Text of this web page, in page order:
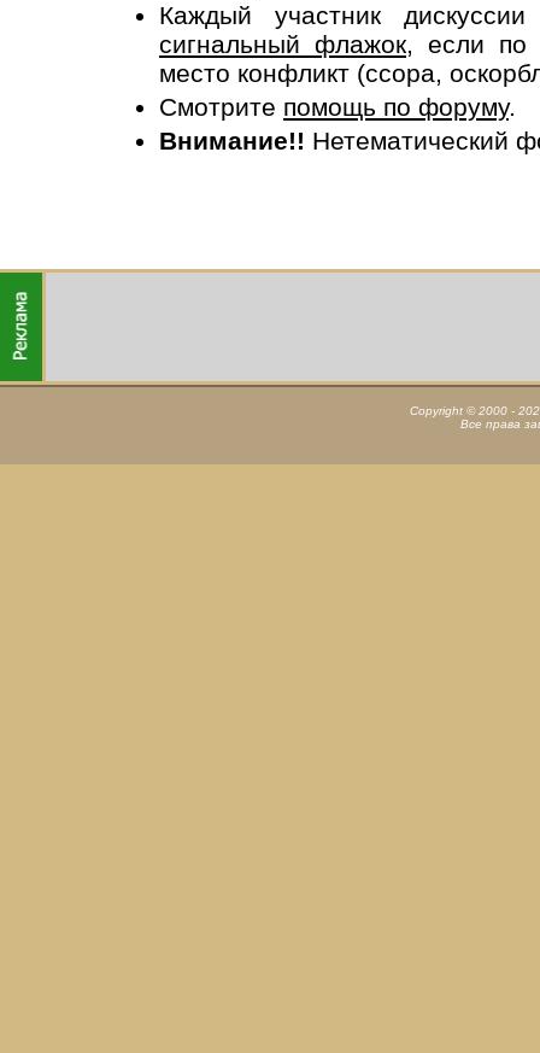
Каждый участник
сигнальный флажок, если по
место конфликт (ссора,
Смотрите помощь по форуму.
Внимание!! Нетематический
Copyright © 2000 -
Все права